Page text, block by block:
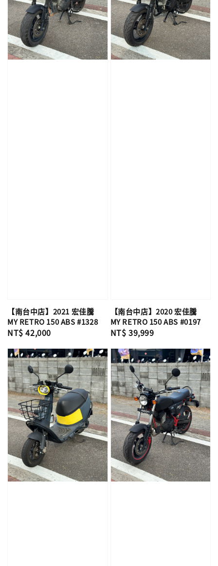
【南台中店】2021 宏佳騰
MY RETRO 150 ABS #1328
Regular
NT$ 42,000
【南台中店】2020 宏佳騰
MY RETRO 150 ABS #0197
Regular
NT$ 39,999